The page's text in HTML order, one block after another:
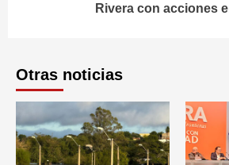
Rivera con acciones
Otras noticias